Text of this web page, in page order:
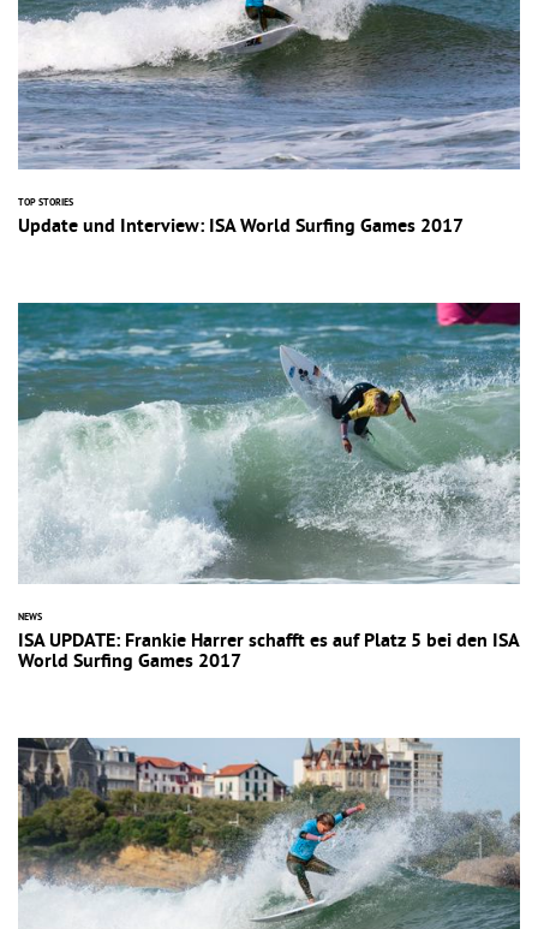
TOP STORIES
Update und Interview: ISA World Surfing Games 2017
NEWS
ISA UPDATE: Frankie Harrer schafft es auf Platz 5 bei den ISA
World Surfing Games 2017